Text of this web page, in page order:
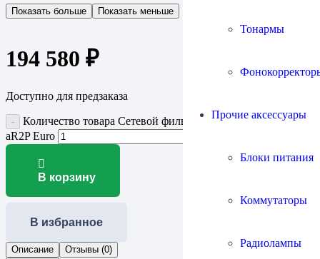
Тонармы
Прочие аксессуары
Блоки питания
Коммутаторы
Радиолампы
Показать больше Показать меньше
194 580 ₽
Доступно для предзаказа
Количество товара Сетевой фильтр Audience adeptResponse
aR2P Euro
В корзину
В избранное
Описание
Отзывы (0)